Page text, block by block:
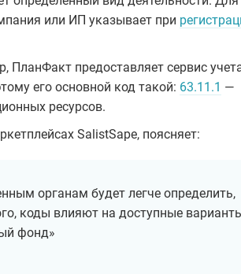
или ИП указывает при
предоставляет сервис
его основной код такой: 63.11.1 —
ресурсов.
SalistSape, поясняет:
органам будет легче определить,
коды влияют на доступные
фонд»